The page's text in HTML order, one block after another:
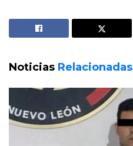
Noticias Relacionadas